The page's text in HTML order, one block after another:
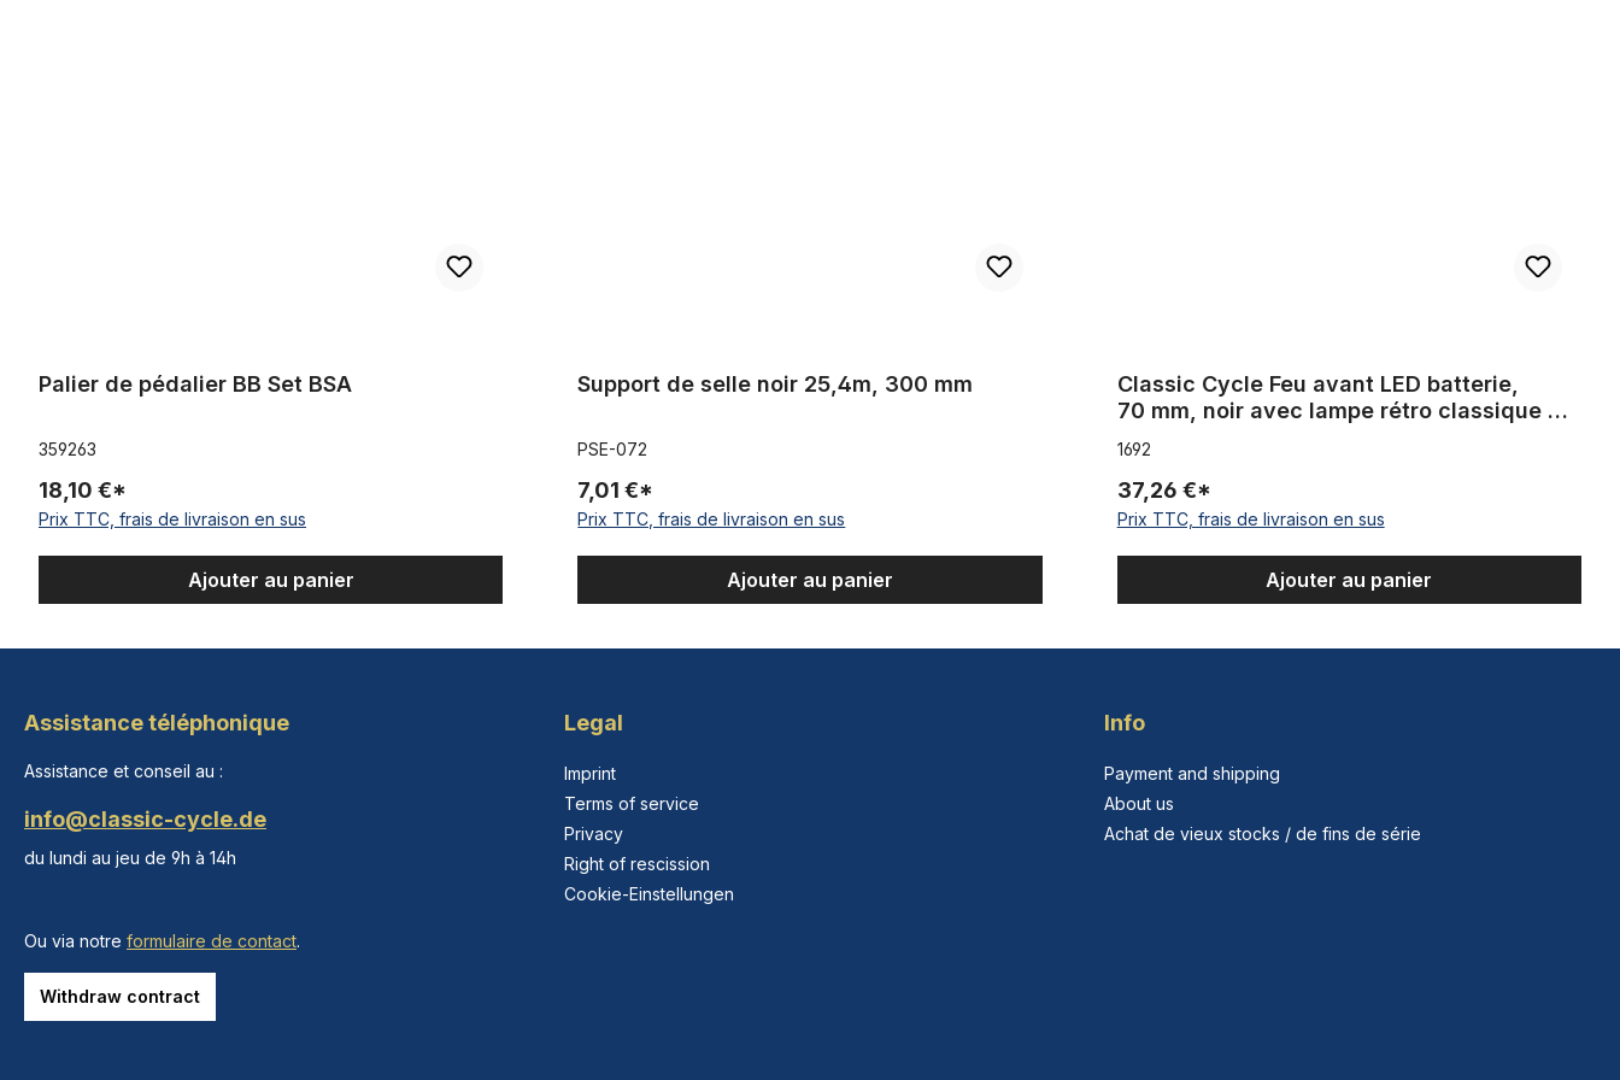
Palier de pédalier BB Set BSA
359263
18,10 €*
Prix TTC, frais de livraison en sus
Ajouter au panier
Support de selle noir 25,4m, 300 mm
PSE-072
7,01 €*
Prix TTC, frais de livraison en sus
Ajouter au panier
Classic Cycle Feu avant LED batterie,
70 mm, noir avec lampe rétro classique de
qualité et visière
1692
37,26 €*
Prix TTC, frais de livraison en sus
Ajouter au panier
Assistance téléphonique
Assistance et conseil au :
info@classic-cycle.de
du lundi au jeu de 9h à 14h
Ou via notre formulaire de contact.
Withdraw contract
Legal
Imprint
Terms of service
Privacy
Right of rescission
Cookie-Einstellungen
Info
Payment and shipping
About us
Achat de vieux stocks / de fins de série